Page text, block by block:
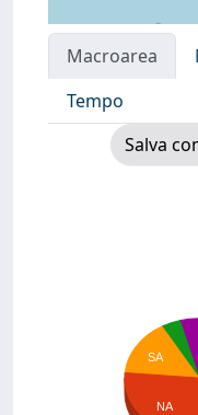
Macroarea
Tempo
Salva
SA
NA